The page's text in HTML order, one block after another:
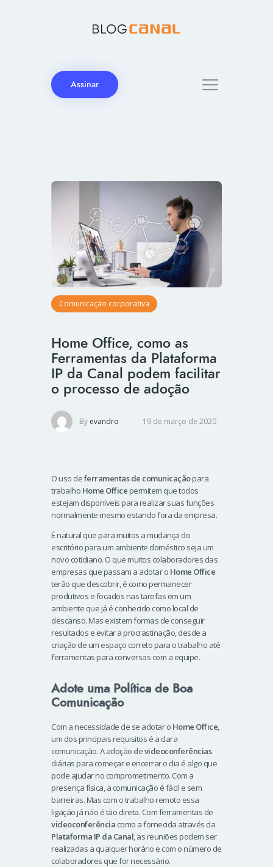
Assinar
Comunicação corporativa
Home Office, como as
Ferramentas da Plataforma
IP da Canal podem facilitar
o processo de adoção
By evandro 19 de março de 2020
O uso deferramentas de comunicaçãopara
trabalho Home Officepermitem que todos
estejam disponíveis para realizar suas funções
normalmente mesmo estando fora da empresa.
É natural que para muitos a mudança do
escritório para um ambiente doméstico seja um
novo cotidiano. O que muitos colaboradores das
empresas que passam a adotar o Home Office
terão que descobrir, é como permanecer
produtivos e focados nas tarefas em um
ambiente que já é conhecido como local de
descanso. Mas existem formas de conseguir
resultados e evitar a procrastinação, desde a
criação de um espaço correto para o trabalho até
ferramentas para conversas com a equipe.
Adote uma Política de Boa
Comunicação
Com a necessidade de se adotar o Home Office,
um dos principais requisitos é a clara
comunicação. A adoção devideoconferências
diárias para começar e encerrar o dia é algo que
pode ajudar no comprometimento. Com a
presença física, a comunicação é fácil e sem
barreiras. Mas com o trabalho remoto essa
ligação já não é tão direta. Com ferramentas de
videoconferência como a fornecida através da
Plataforma IP da Canal, as reuniões podem ser
realizadas a qualquer horário e com o número de
colaboradores que for necessário.